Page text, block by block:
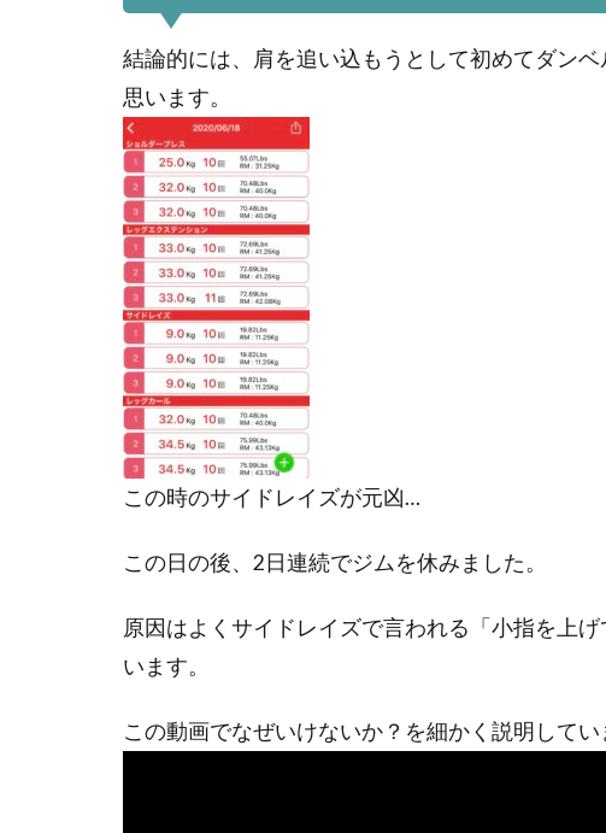
結論的には、肩を追い込もうとして初めてダン
思います。
この時のサイドレイズが元凶…
この日の後、2日連続でジムを休みました。
原因はよくサイドレイズで言われる「小指を上
います。
この動画でなぜいけないか？を細かく説明して